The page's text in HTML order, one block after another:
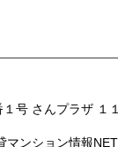
１号 さんプラザ １
ンション情報